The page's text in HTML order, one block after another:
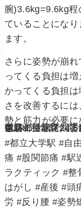
腕)3.6kg=9.6kg程
ていることにな
ます。
さらに姿勢が崩
ってくる負担は
かってくる負担
さを改善するに
勢と筋力が必要に
首肩の症状で悩まれている方は、お気軽にご相談下さい！
CURE整骨院
東京都目黒区八
電話： 03-3724-
#都立大学駅 #自
痛 #股関節痛 #駅
ラクティック #
はがし #産後 #頭
労 #反り腰 #姿勢